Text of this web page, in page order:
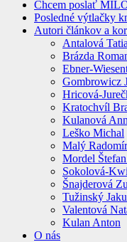
Chcem poslať
Posledné výtlačky
Autori článkov a
Antalová
Brázda
Ebner-
Gombrowicz
Hricová-
Kratochvíl
Kulanová
Leško Michal
Malý
Mordel
Sokolová-
Šnajderová
Tužinský
Valentová
Kulan Anton
O nás